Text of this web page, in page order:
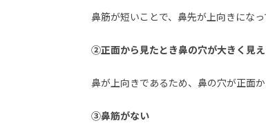
鼻筋が短いことで、鼻先が上向きになっ
②正面から見たとき鼻の穴が大きく見
鼻が上向きであるため、鼻の穴が正面
③鼻筋がない